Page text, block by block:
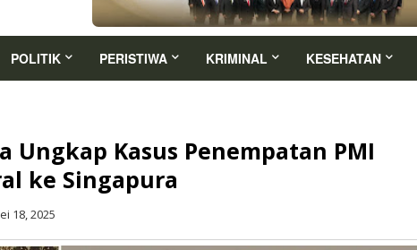
POLITIK PERISTIWA KRIMINAL KESEHATAN
Ungkap Kasus Penempatan PMI
ke Singapura
18, 2025